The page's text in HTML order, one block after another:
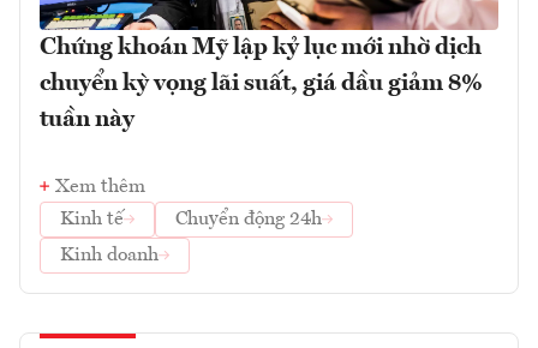
Chứng khoán Mỹ lập kỷ lục mới nhờ dịch
chuyển kỳ vọng lãi suất, giá dầu giảm 8%
tuần này
Xem thêm
Kinh tế
Chuyển động 24h
Kinh doanh